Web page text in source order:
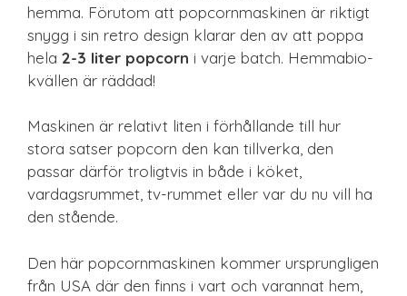
hemma. Förutom att popcornmaskinen är riktigt
snygg i sin retro design klarar den av att poppa
hela 2-3 liter popcorn i varje batch. Hemmabio-
kvällen är räddad!
Maskinen är relativt liten i förhållande till hur
stora satser popcorn den kan tillverka, den
passar därför troligtvis in både i köket,
vardagsrummet, tv-rummet eller var du nu vill ha
den stående.
Den här popcornmaskinen kommer ursprungligen
från USA där den finns i vart och varannat hem,